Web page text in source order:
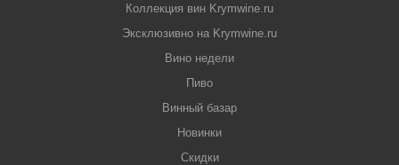
Коллекция вин Krymwine.ru
Эксклюзивно на Krymwine.ru
Вино недели
Пиво
Винный базар
Новинки
Скидки